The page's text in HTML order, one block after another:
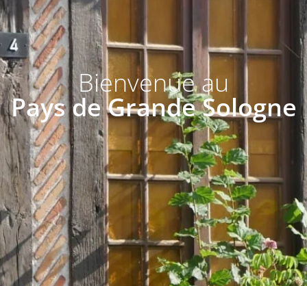
Bienvenue au
Pays de Grande Sologne